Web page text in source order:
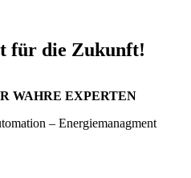
für die Zukunft!
WAHRE EXPERTEN
–Energiemanagment